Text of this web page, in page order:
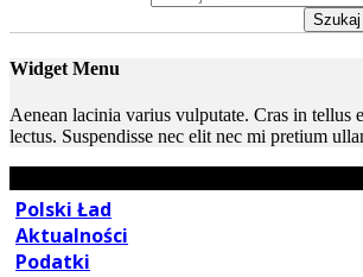
Szukaj
Widget Menu
Aenean lacinia varius vulputate. Cras in tellus
lectus. Suspendisse nec elit nec mi pretium
Polski Ład
Aktualności
Podatki